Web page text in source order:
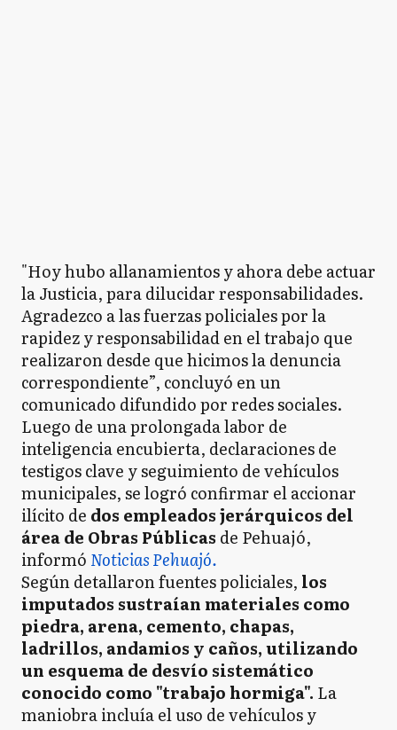
"Hoy hubo allanamientos y ahora debe actuar
la Justicia, para dilucidar responsabilidades.
Agradezco a las fuerzas policiales por la
rapidez y responsabilidad en el trabajo que
realizaron desde que hicimos la denuncia
correspondiente”, concluyó en un
comunicado difundido por redes sociales.
Luego de una prolongada labor de
inteligencia encubierta, declaraciones de
testigos clave y seguimiento de vehículos
municipales, se logró confirmar el accionar
ilícito de dos empleados jerárquicos del
área de Obras Públicas de Pehuajó,
informó Noticias Pehuajó.
Según detallaron fuentes policiales, los
imputados sustraían materiales como
piedra, arena, cemento, chapas,
ladrillos, andamios y caños, utilizando
un esquema de desvío sistemático
conocido como "trabajo hormiga". La
maniobra incluía el uso de vehículos y